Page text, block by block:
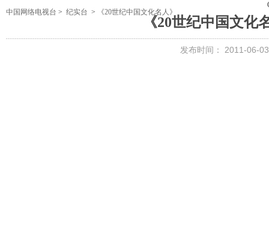
中国网络电视台 > 纪实台 > 《20世纪中国文化名人》
《20世纪中国文化
发布时间： 2011-06-